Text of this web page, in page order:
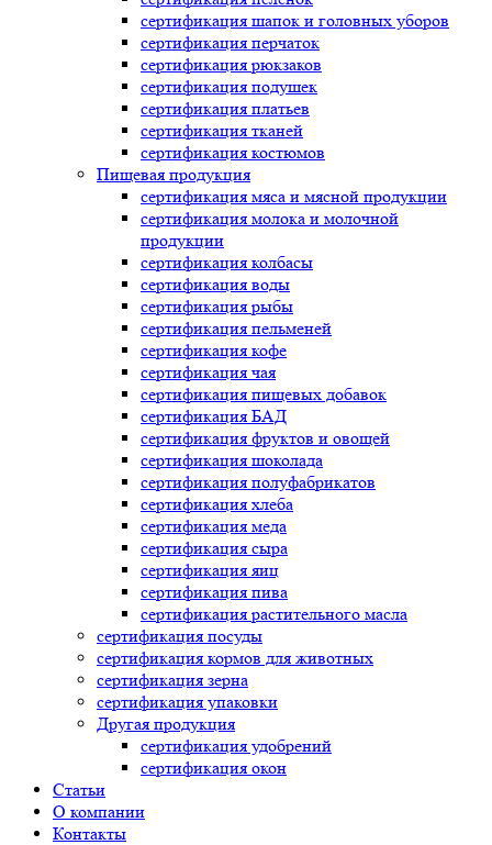
сертификация шапок и головных уборов
сертификация перчаток
сертификация рюкзаков
сертификация подушек
сертификация платьев
сертификация тканей
сертификация костюмов
Пищевая продукция
сертификация мяса и мясной продукции
сертификация молока и молочной
продукции
сертификация колбасы
сертификация воды
сертификация рыбы
сертификация пельменей
сертификация кофе
сертификация чая
сертификация пищевых добавок
сертификация БАД
сертификация фруктов и овощей
сертификация шоколада
сертификация полуфабрикатов
сертификация хлеба
сертификация меда
сертификация сыра
сертификация яиц
сертификация пива
сертификация растительного масла
сертификация посуды
сертификация кормов для животных
сертификация зерна
сертификация упаковки
Другая продукция
сертификация удобрений
сертификация окон
Статьи
О компании
Контакты